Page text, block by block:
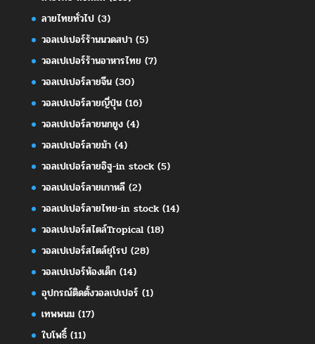
ลายไทยทั่วไป(3)
วอลเปเปอร์ร้านนวดสปา(5)
วอลเปเปอร์ร้านอาหารไทย (7)
วอลเปเปอร์ลายจีน(30)
วอลเปเปอร์ลายญี่ปุ่น(16)
วอลเปเปอร์ลายนกยูง(4)
วอลเปเปอร์ลายม้า(4)
วอลเปเปอร์ลายอิฐ-in stock(5)
วอลเปเปอร์ลายเกาหลี(2)
วอลเปเปอร์ลายไทย-in stock(14)
วอลเปเปอร์สไตล์Tropical(18)
วอลเปเปอร์สไตล์ยุโรป(28)
วอลเปเปอร์ห้องเด็ก(14)
อุปกรณ์ติดตั้งวอลเปเปอร์ (1)
เทพพนม(17)
ใบโพธิ์(11)